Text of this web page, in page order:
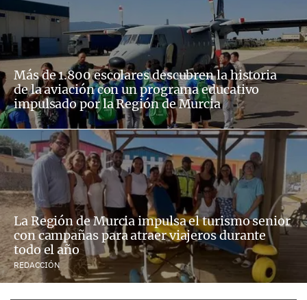
Más de 1.800 escolares descubren la historia
de la aviación con un programa educativo
impulsado por la Región de Murcia
La Región de Murcia impulsa el turismo senior
con campañas para atraer viajeros durante
todo el año
REDACCIÓN